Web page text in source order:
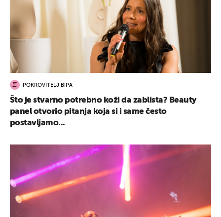
POKROVITELJ BIPA
Što je stvarno potrebno koži da zablista? Beauty
panel otvorio pitanja koja si i same često
postavljamo...